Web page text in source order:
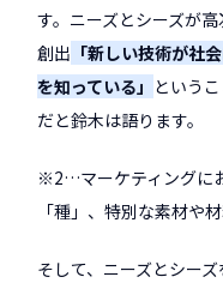
す。ニーズとシーズが
創出―― 「新しい技術が社
を知っている」 という
だと鈴木は語ります。
※2…マーケティングに
「種」、特別な素材や
そして、ニーズとシー